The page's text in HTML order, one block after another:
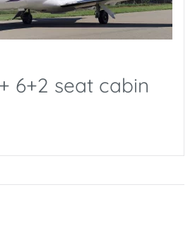
6+2 seat cabin